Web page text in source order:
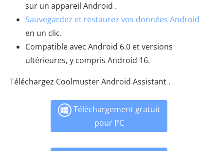
sur un appareil Android .
Sauvegardez et restaurez vos données Android
en un clic.
Compatible avec Android 6.0 et versions
ultérieures, y compris Android 16.
Téléchargez Coolmuster Android Assistant .
Téléchargement gratuit
pour PC